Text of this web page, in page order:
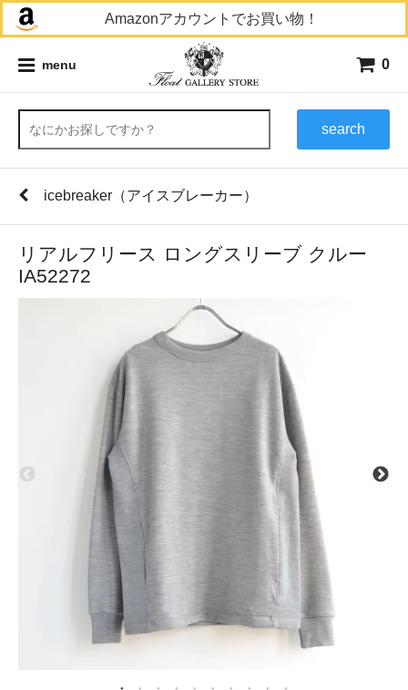
Amazonアカウントでお買い物！
menu 0
search
icebreaker（アイスブレーカー）
リアルフリース ロングスリーブ クルー
IA52272